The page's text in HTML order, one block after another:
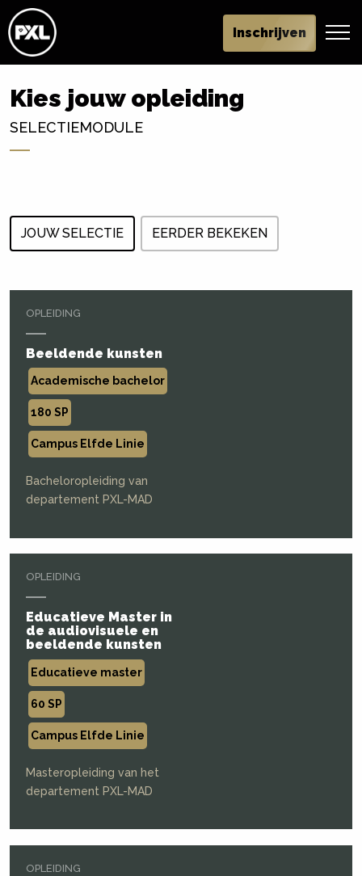
Inschrijven
Kies jouw opleiding
SELECTIEMODULE
JOUW SELECTIE EERDER BEKEKEN
OPLEIDING
Beeldende kunsten
Academische bachelor
180 SP
Campus Elfde Linie
Bacheloropleiding van
departement PXL-MAD
OPLEIDING
Educatieve Master in
de audiovisuele en
beeldende kunsten
Educatieve master
60 SP
Campus Elfde Linie
Masteropleiding van het
departement PXL-MAD
OPLEIDING